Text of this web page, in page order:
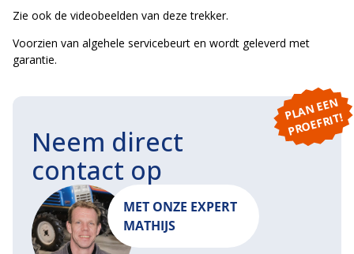
Zie ook de videobeelden van deze trekker.
Voorzien van algehele servicebeurt en wordt geleverd met
garantie.
P
L
A
N
E
E
N
P
R
O
E
F
RI
T!
Neem direct
contact op
MET ONZE EXPERT
MATHIJS